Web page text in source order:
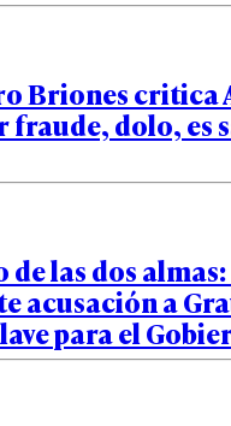
Briones critica
fraude, dolo, es
de las dos
acusación a
para el